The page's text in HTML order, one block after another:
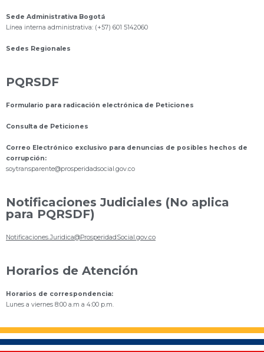
Sede Administrativa Bogotá
Línea interna administrativa: (+57) 601 5142060
Sedes Regionales
PQRSDF
Formulario para radicación electrónica de Peticiones
Consulta de Peticiones
Correo Electrónico exclusivo para denuncias de posibles hechos de
corrupción:
soytransparente@prosperidadsocial.gov.co
Notificaciones Judiciales (No aplica
para PQRSDF)
Notificaciones.Juridica@ProsperidadSocial.gov.co
Horarios de Atención
Horarios de correspondencia:
Lunes a viernes 8:00 a.m a 4:00 p.m.